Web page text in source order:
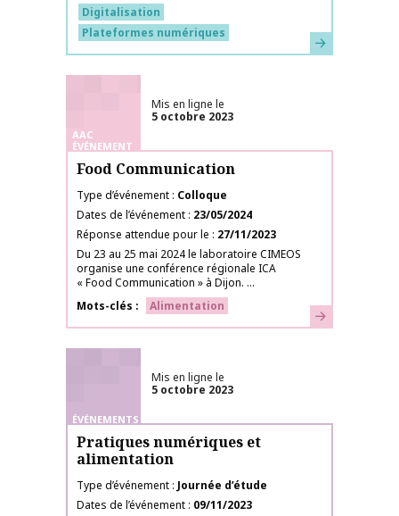
Digitalisation
Plateformes numériques
En savoir plus
AAC
ÉVÉNEMENT
Mis en ligne le
5 octobre 2023
Food Communication
Type d’événement Colloque
Dates de l’événement 23/05/2024
Réponse attendue pour le
27/11/2023
Du 23 au 25 mai 2024 le laboratoire CIMEOS
organise une conférence régionale ICA
« Food Communication » à Dijon. ...
Mots-clés
Alimentation En savoir plus
ÉVÉNEMENTS
Mis en ligne le
5 octobre 2023
Pratiques numériques et
alimentation
Type d’événement Journée d’étude
Dates de l’événement 09/11/2023